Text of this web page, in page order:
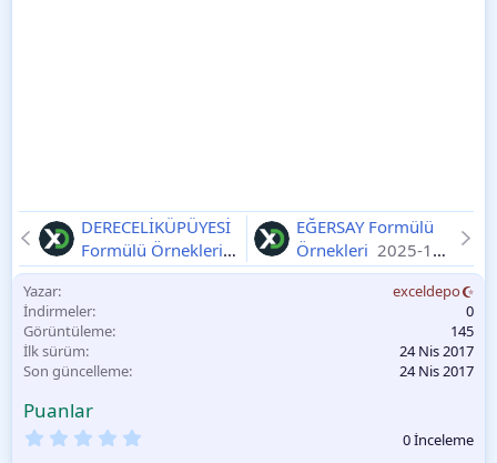
DERECELİKÜPÜYESİ
Formülü Örnekleri
2025-11-11
EĞERSAY Formülü
Örnekleri 2025-11-
11
Yazar
exceldepo
İndirmeler
0
Görüntüleme
145
İlk sürüm
24 Nis 2017
Son güncelleme
24 Nis 2017
Puanlar
0 İnceleme